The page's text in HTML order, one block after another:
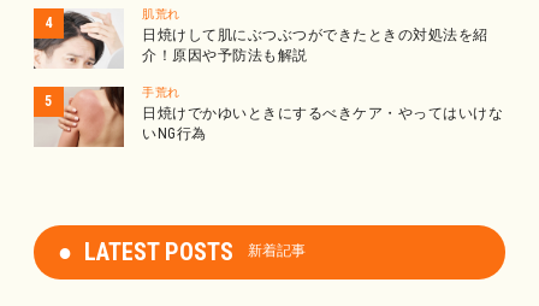
肌荒れ
日焼けして肌にぶつぶつができたときの対処法を紹
介！原因や予防法も解説
手荒れ
日焼けでかゆいときにするべきケア・やってはいけな
いNG行為
LATEST POSTS 新着記事